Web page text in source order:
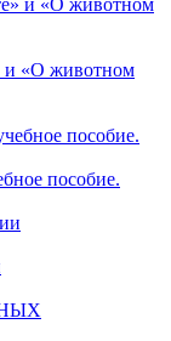
и «О животном
пособие.